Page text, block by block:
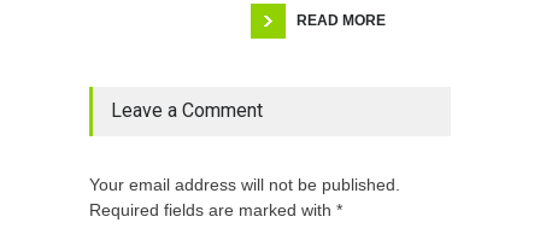
READ MORE
Leave a Comment
Your email address will not be published.
Required fields are marked with *